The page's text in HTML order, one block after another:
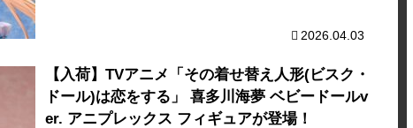
2026.04.03
【入荷】TVアニメ「その着せ替え人形(ビスク・
ドール)は恋をする」 喜多川海夢 ベビードールv
er. アニプレックス フィギュアが登場！